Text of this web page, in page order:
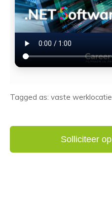
Tagged as: vaste werklocatie